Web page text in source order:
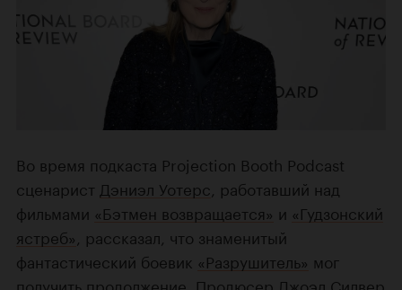
Во время подкаста Projection Booth Podcast
сценарист Дэниэл Уотерс , работавший над
фильмами «Бэтмен возвращается» и «Гудзонский
ястреб» , рассказал, что знаменитый
фантастический боевик «Разрушитель» мог
получить продолжение. Продюсер Джоэл Силвер